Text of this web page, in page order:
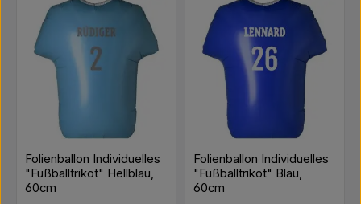
Folienballon Individuelles
"Fußballtrikot" Hellblau,
60cm
Folienballon Individuelles
"Fußballtrikot" Blau,
60cm